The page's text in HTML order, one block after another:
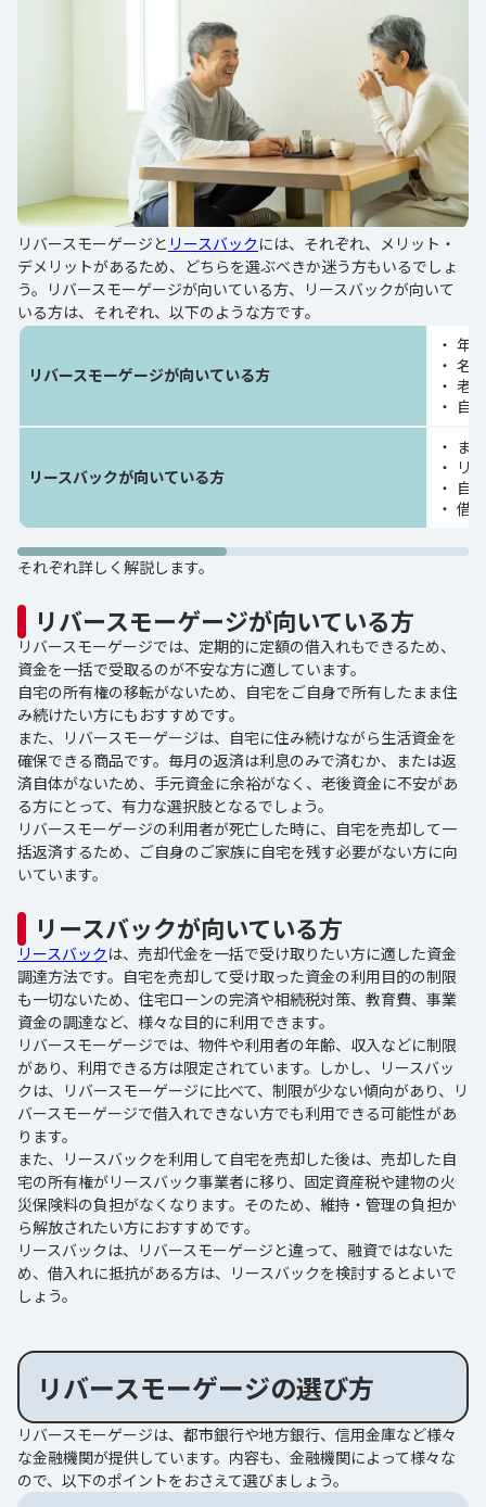
リバースモーゲージと リースバック には、それぞれ、メリット・
デメリットがあるため、どちらを選ぶべきか迷う方もいるでしょ
う。リバースモーゲージが向いている方、リースバックが向いて
いる方は、それぞれ、以下のような方です。
リバースモーゲージが向いている方
年
名
老
自
リースバックが向いている方
ま
リ
自
借
それぞれ詳しく解説します。
リバースモーゲージが向いている方
リバースモーゲージでは、定期的に定額の借入れもできるため、
資金を一括で受取るのが不安な方に適しています。
自宅の所有権の移転がないため、自宅をご自身で所有したまま住
み続けたい方にもおすすめです。
また、リバースモーゲージは、自宅に住み続けながら生活資金を
確保できる商品です。毎月の返済は利息のみで済むか、または返
済自体がないため、手元資金に余裕がなく、老後資金に不安があ
る方にとって、有力な選択肢となるでしょう。
リバースモーゲージの利用者が死亡した時に、自宅を売却して一
括返済するため、ご自身のご家族に自宅を残す必要がない方に向
いています。
リースバックが向いている方
リースバック は、売却代金を一括で受け取りたい方に適した資金
調達方法です。自宅を売却して受け取った資金の利用目的の制限
も一切ないため、住宅ローンの完済や相続税対策、教育費、事業
資金の調達など、様々な目的に利用できます。
リバースモーゲージでは、物件や利用者の年齢、収入などに制限
があり、利用できる方は限定されています。しかし、リースバッ
クは、リバースモーゲージに比べて、制限が少ない傾向があり、リ
バースモーゲージで借入れできない方でも利用できる可能性があ
ります。
また、リースバックを利用して自宅を売却した後は、売却した自
宅の所有権がリースバック事業者に移り、固定資産税や建物の火
災保険料の負担がなくなります。そのため、維持・管理の負担か
ら解放されたい方におすすめです。
リースバックは、リバースモーゲージと違って、融資ではないた
め、借入れに抵抗がある方は、リースバックを検討するとよいで
しょう。
リバースモーゲージの選び方
リバースモーゲージは、都市銀行や地方銀行、信用金庫など様々
な金融機関が提供しています。内容も、金融機関によって様々な
ので、以下のポイントをおさえて選びましょう。